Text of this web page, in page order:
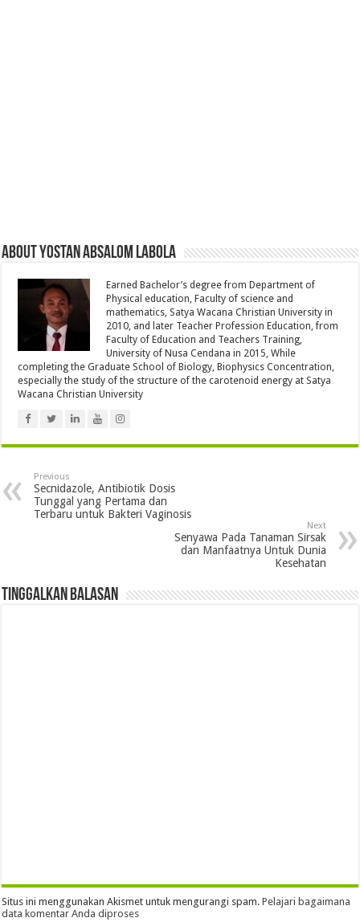
About Yostan Absalom Labola
Earned Bachelor’s degree from Department of
Physical education, Faculty of science and
mathematics, Satya Wacana Christian University in
2010, and later Teacher Profession Education, from
Faculty of Education and Teachers Training,
University of Nusa Cendana in 2015, While
completing the Graduate School of Biology, Biophysics Concentration,
especially the study of the structure of the carotenoid energy at Satya
Wacana Christian University
Previous
Secnidazole, Antibiotik Dosis
Tunggal yang Pertama dan
Terbaru untuk Bakteri Vaginosis
Next
Senyawa Pada Tanaman Sirsak
dan Manfaatnya Untuk Dunia
Kesehatan
Tinggalkan Balasan
Situs ini menggunakan Akismet untuk mengurangi spam.Pelajari bagaimana
data komentar Anda diproses